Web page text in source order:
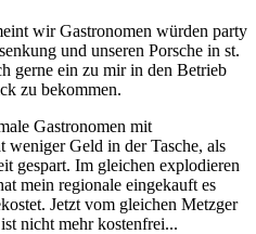
wir Gastronomen würden party
und unseren Porsche in st.
gerne ein zu mir in den Betrieb
zu bekommen.
Gastronomen mit
weniger Geld in der Tasche, als
gespart. Im gleichen explodieren
mein regionale eingekauft es
Jetzt vom gleichen Metzger
nicht mehr kostenfrei...